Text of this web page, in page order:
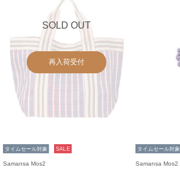
SOLD OUT
再入荷受付
タイムセール対象 SALE
Samansa Mos2
タイムセール対象
Samansa Mos2